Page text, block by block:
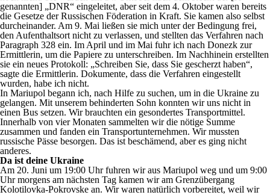
genannten] „DNR“ eingeleitet, aber seit dem 4. Oktober waren bereits
die Gesetze der Russischen Föderation in Kraft. Sie kamen also selbst
durcheinander. Am 9. Mai ließen sie mich unter der Bedingung frei,
den Aufenthaltsort nicht zu verlassen, und stellten das Verfahren nach
Paragraph 328 ein. Im April und im Mai fuhr ich nach Donezk zur
Ermittlerin, um die Papiere zu unterschreiben. Im Nachhinein erstellten
sie ein neues Protokoll: „Schreiben Sie, dass Sie gescherzt haben“,
sagte die Ermittlerin. Dokumente, dass die Verfahren eingestellt
wurden, habe ich nicht.
In Mariupol begann ich, nach Hilfe zu suchen, um in die Ukraine zu
gelangen. Mit unserem behinderten Sohn konnten wir uns nicht in
einen Bus setzen. Wir brauchten ein gesondertes Transportmittel.
Innerhalb von vier Monaten sammelten wir die nötige Summe
zusammen und fanden ein Transportunternehmen. Wir mussten
russische Pässe besorgen. Das ist beschämend, aber es ging nicht
anderes.
Da ist deine Ukraine
Am 20. Juni um 19:00 Uhr fuhren wir aus Mariupol weg und um 9:00
Uhr morgens am nächsten Tag kamen wir am Grenzübergang
Kolotilovka-Pokrovske an. Wir waren natürlich vorbereitet, weil wir